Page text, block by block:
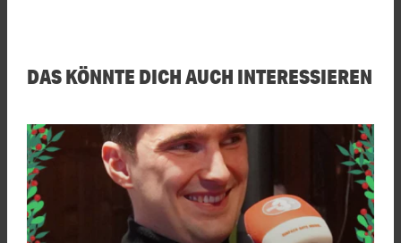
DAS KÖNNTE DICH AUCH INTERESSIEREN